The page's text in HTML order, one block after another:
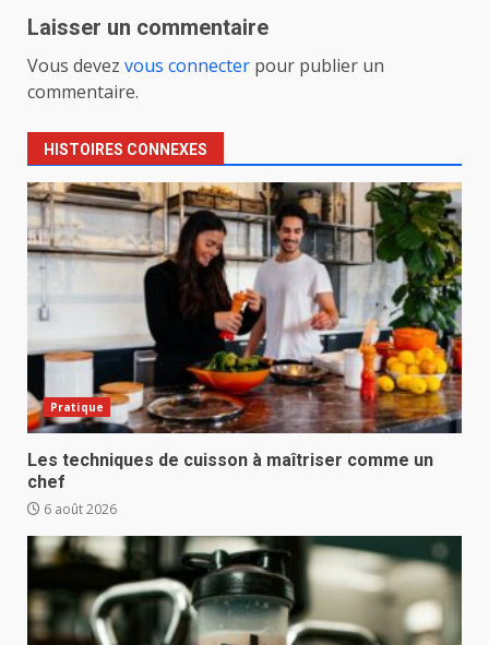
Laisser un commentaire
Vous devez vous connecter pour publier un
commentaire.
HISTOIRES CONNEXES
Pratique
Les techniques de cuisson à maîtriser comme un
chef
6 août 2026